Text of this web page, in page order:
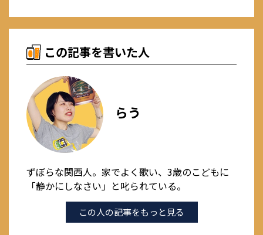
この記事を書いた人
らう
ずぼらな関西人。家でよく歌い、3歳のこどもに
「静かにしなさい」と叱られている。
この人の記事をもっと見る